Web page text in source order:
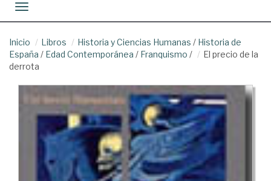
Toggle navigation
Inicio Libros Historia y Ciencias Humanas / Historia de
España / Edad Contemporánea / Franquismo /
El precio de la
derrota